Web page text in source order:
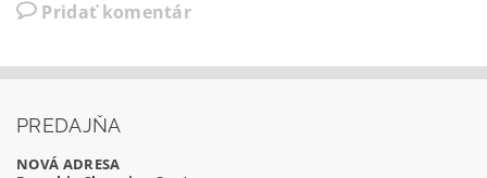
Pridať komentár
PREDAJŇA
NOVÁ ADRESA